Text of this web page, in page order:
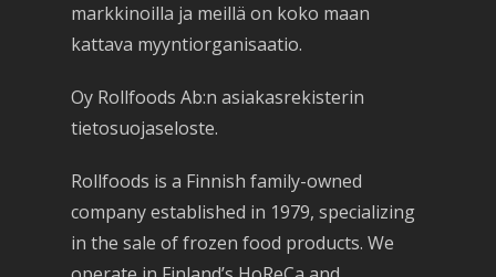
markkinoilla ja meillä on koko maan
kattava myyntiorganisaatio.
Oy Rollfoods Ab:n asiakasrekisterin
tietosuojaseloste.
Rollfoods is a Finnish family-owned
company established in 1979, specializing
in the sale of frozen food products. We